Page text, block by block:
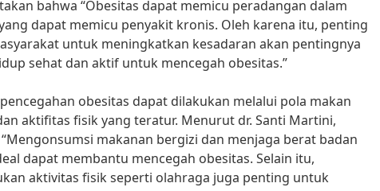
bahwa “Obesitas dapat memicu peradangan dalam
dapat memicu penyakit kronis. Oleh karena itu, penting
untuk meningkatkan kesadaran akan pentingnya
sehat dan aktif untuk mencegah obesitas.”
obesitas dapat dilakukan melalui pola makan
aktifitas fisik yang teratur. Menurut dr. Santi Martini,
“Mengonsumsi makanan bergizi dan menjaga berat badan
dapat membantu mencegah obesitas. Selain itu,
aktivitas fisik seperti olahraga juga penting untuk